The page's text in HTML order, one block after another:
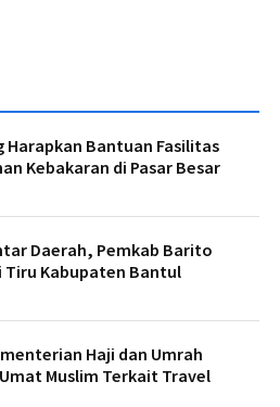
Harapkan Bantuan Fasilitas
Kebakaran di Pasar Besar
Daerah, Pemkab Barito
Tiru Kabupaten Bantul
Haji dan Umrah
Muslim Terkait Travel